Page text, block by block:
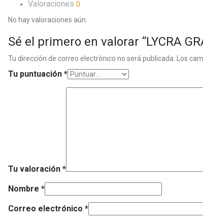
Valoraciones 0
No hay valoraciones aún.
Sé el primero en valorar “LYCRA
Tu dirección de correo electrónico no será publicada. Los
Tu puntuación *
Tu valoración *
Nombre *
Correo electrónico *